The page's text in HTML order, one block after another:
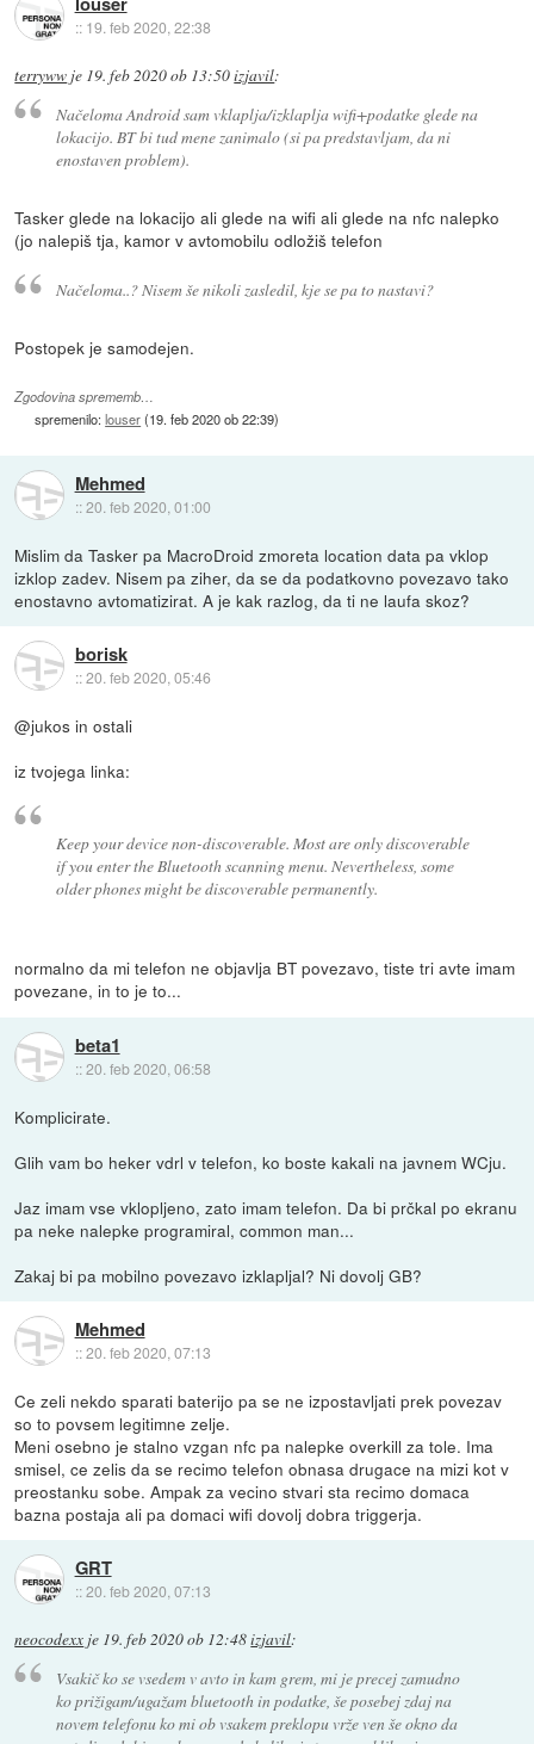
:: 19. feb 2020, 22:38
terryww je 19. feb 2020 ob 13:50izjavil:
Načeloma Android sam vklaplja/izklaplja wifi+podatke glede na
lokacijo. BT bi tud mene zanimalo (si pa predstavljam, da ni
enostaven problem).
Tasker glede na lokacijo ali glede na wifi ali glede na nfc nalepko
(jo nalepiš tja, kamor v avtomobilu odložiš telefon
Načeloma..? Nisem še nikoli zasledil, kje se pa to nastavi?
Postopek je samodejen.
Zgodovina sprememb…
spremenilo:louser(19. feb 2020 ob 22:39)
Mehmed
::20. feb 2020, 01:00
Mislim da Tasker pa MacroDroid zmoreta location data pa vklop
izklop zadev. Nisem pa ziher, da se da podatkovno povezavo tako
enostavno avtomatizirat. A je kak razlog, da ti ne laufa skoz?
borisk
::20. feb 2020, 05:46
@jukos in ostali
iz tvojega linka:
Keep your device non-discoverable. Most are only discoverable
if you enter the Bluetooth scanning menu. Nevertheless, some
older phones might be discoverable permanently.
normalno da mi telefon ne objavlja BT povezavo, tiste tri avte imam
povezane, in to je to...
beta1
::20. feb 2020, 06:58
Komplicirate.
Glih vam bo heker vdrl v telefon, ko boste kakali na javnem WCju.
Jaz imam vse vklopljeno, zato imam telefon. Da bi prčkal po ekranu
pa neke nalepke programiral, common man...
Zakaj bi pa mobilno povezavo izklapljal? Ni dovolj GB?
Mehmed
::20. feb 2020, 07:13
Ce zeli nekdo sparati baterijo pa se ne izpostavljati prek povezav
so to povsem legitimne zelje.
Meni osebno je stalno vzgan nfc pa nalepke overkill za tole. Ima
smisel, ce zelis da se recimo telefon obnasa drugace na mizi kot v
preostanku sobe. Ampak za vecino stvari sta recimo domaca
bazna postaja ali pa domaci wifi dovolj dobra triggerja.
GRT
::20. feb 2020, 07:13
neocodexx je 19. feb 2020 ob 12:48izjavil:
Vsakič ko se vsedem v avto in kam grem, mi je precej zamudno
ko prižigam/ugažam bluetooth in podatke, še posebej zdaj na
novem telefonu ko mi ob vsakem preklopu vrže ven še okno da